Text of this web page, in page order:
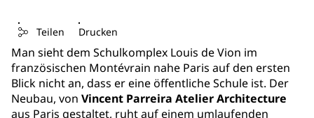
Teilen Drucken
Man sieht dem Schulkomplex Louis de Vion im
französischen Montévrain nahe Paris auf den ersten
Blick nicht an, dass er eine öffentliche Schule ist. Der
Neubau, von Vincent Parreira Atelier Architecture
aus Paris gestaltet, ruht auf einem umlaufenden